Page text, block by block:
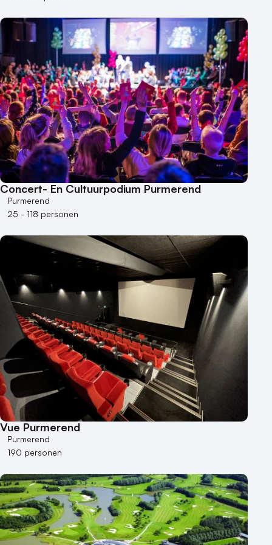
Varende locatie
Concert- En Cultuurpodium Purmerend
Purmerend
25 - 118 personen
Vue Purmerend
Purmerend
190 personen